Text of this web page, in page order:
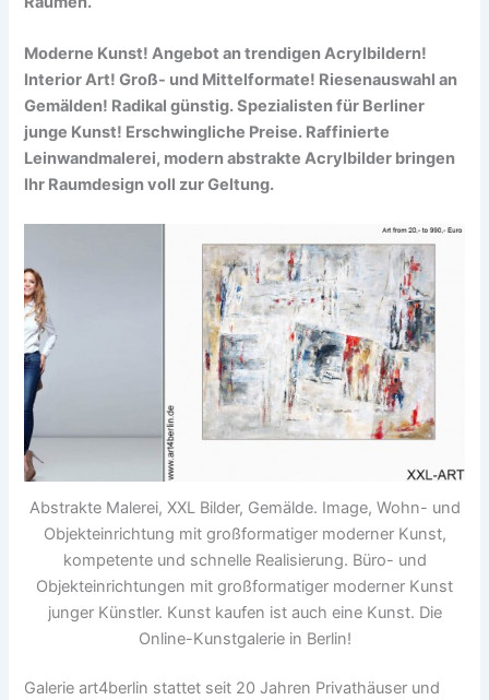
Moderne Kunst! Angebot an trendigen Acrylbildern!
Interior Art! Groß- und Mittelformate! Riesenauswahl an
Gemälden! Radikal günstig. Spezialisten für Berliner
junge Kunst! Erschwingliche Preise. Raffinierte
Leinwandmalerei, modern abstrakte Acrylbilder bringen
Ihr Raumdesign voll zur Geltung.
Abstrakte Malerei, XXL Bilder, Gemälde. Image, Wohn- und
Objekteinrichtung mit großformatiger moderner Kunst,
kompetente und schnelle Realisierung. Büro- und
Objekteinrichtungen mit großformatiger moderner Kunst
junger Künstler. Kunst kaufen ist auch eine Kunst. Die
Online-Kunstgalerie in Berlin!
Galerie art4berlin stattet seit 20 Jahren Privathäuser und